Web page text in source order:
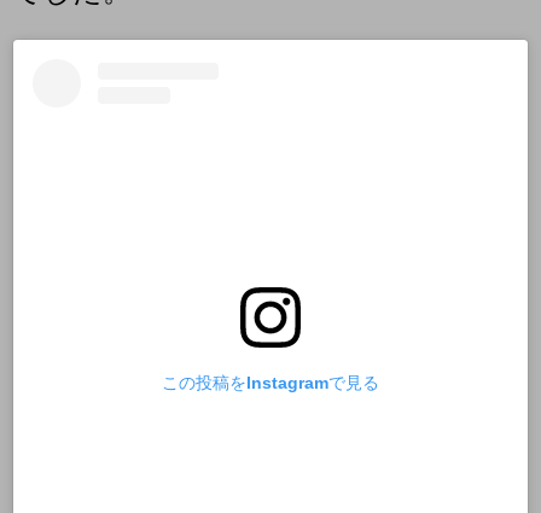
この投稿をInstagramで見る